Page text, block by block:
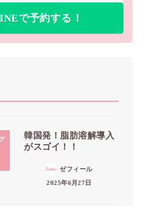
で予約する！
韓国発！脂肪溶解導入
がスゴイ！！
ゼフィール
2025年6月27日